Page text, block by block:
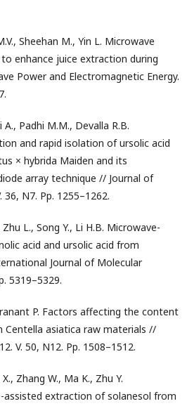
Sheehan M., Yin L. Microwave
enhance juice extraction during
Power and Electromagnetic Energy.
A., Padhi M.M., Devalla R.B.
and rapid isolation of ursolic acid
× hybrida Maiden and its
array technique // Journal of
36, N7. Pp. 1255–1262.
Zhu L., Song Y., Li H.B. Microwave-
acid and ursolic acid from
Journal of Molecular
5319–5329.
P. Factors affecting the content
Centella asiatica raw materials //
V. 50, N12. Pp. 1508–1512.
Zhang W., Ma K., Zhu Y.
extraction of solanesol from